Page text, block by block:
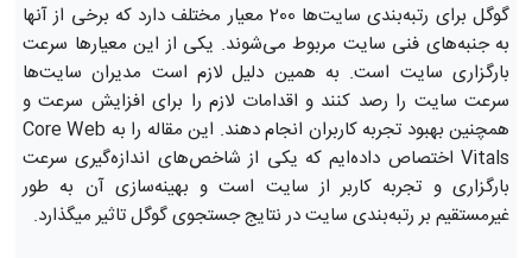
گوگل برای رتبه‌بندی سایت‌ها 200 معیار مختلف دارد که برخی از آنها
به جنبه‌های فنی سایت مربوط می‌شوند. یکی از این معیارها سرعت
بارگزاری سایت است. به همین دلیل لازم است مدیران سایت‌ها
سرعت سایت را رصد کنند و اقدامات لازم را برای افزایش سرعت و
همچنین بهبود تجربه کاربران انجام دهند. این مقاله را به Core Web
Vitals اختصاص داده‌ایم که یکی از شاخص‌های اندازه‌گیری سرعت
بارگزاری و تجربه کاربر از سایت است و بهینه‌سازی آن به طور
غیرمستقیم بر رتبه‌بندی سایت در نتایج جستجوی گوگل تاثیر می‎گذارد.